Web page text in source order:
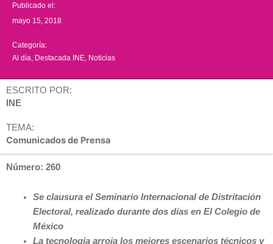
Publicado el:
mayo 15, 2018
Categoría:
Al día Destacada INE Noticias
ESCRITO POR:
INE
TEMA:
Comunicados de Prensa
Número: 260
Se clausura el Seminario Internacional de Distritación
Electoral, realizado durante dos días en El Colegio de
México
La tecnología arroja los mejores escenarios técnicos y